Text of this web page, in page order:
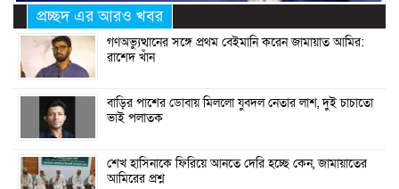
প্রচ্ছদ এর আরও খবর
গণঅভ্যুত্থানের সঙ্গে প্রথম বেইমানি করেন জামায়াত আমির:
রাশেদ খাঁন
বাড়ির পাশের ডোবায় মিললো যুবদল নেতার লাশ, দুই চাচাতো
ভাই পলাতক
শেখ হাসিনাকে ফিরিয়ে আনতে দেরি হচ্ছে কেন, জামায়াতের
আমিরের প্রশ্ন